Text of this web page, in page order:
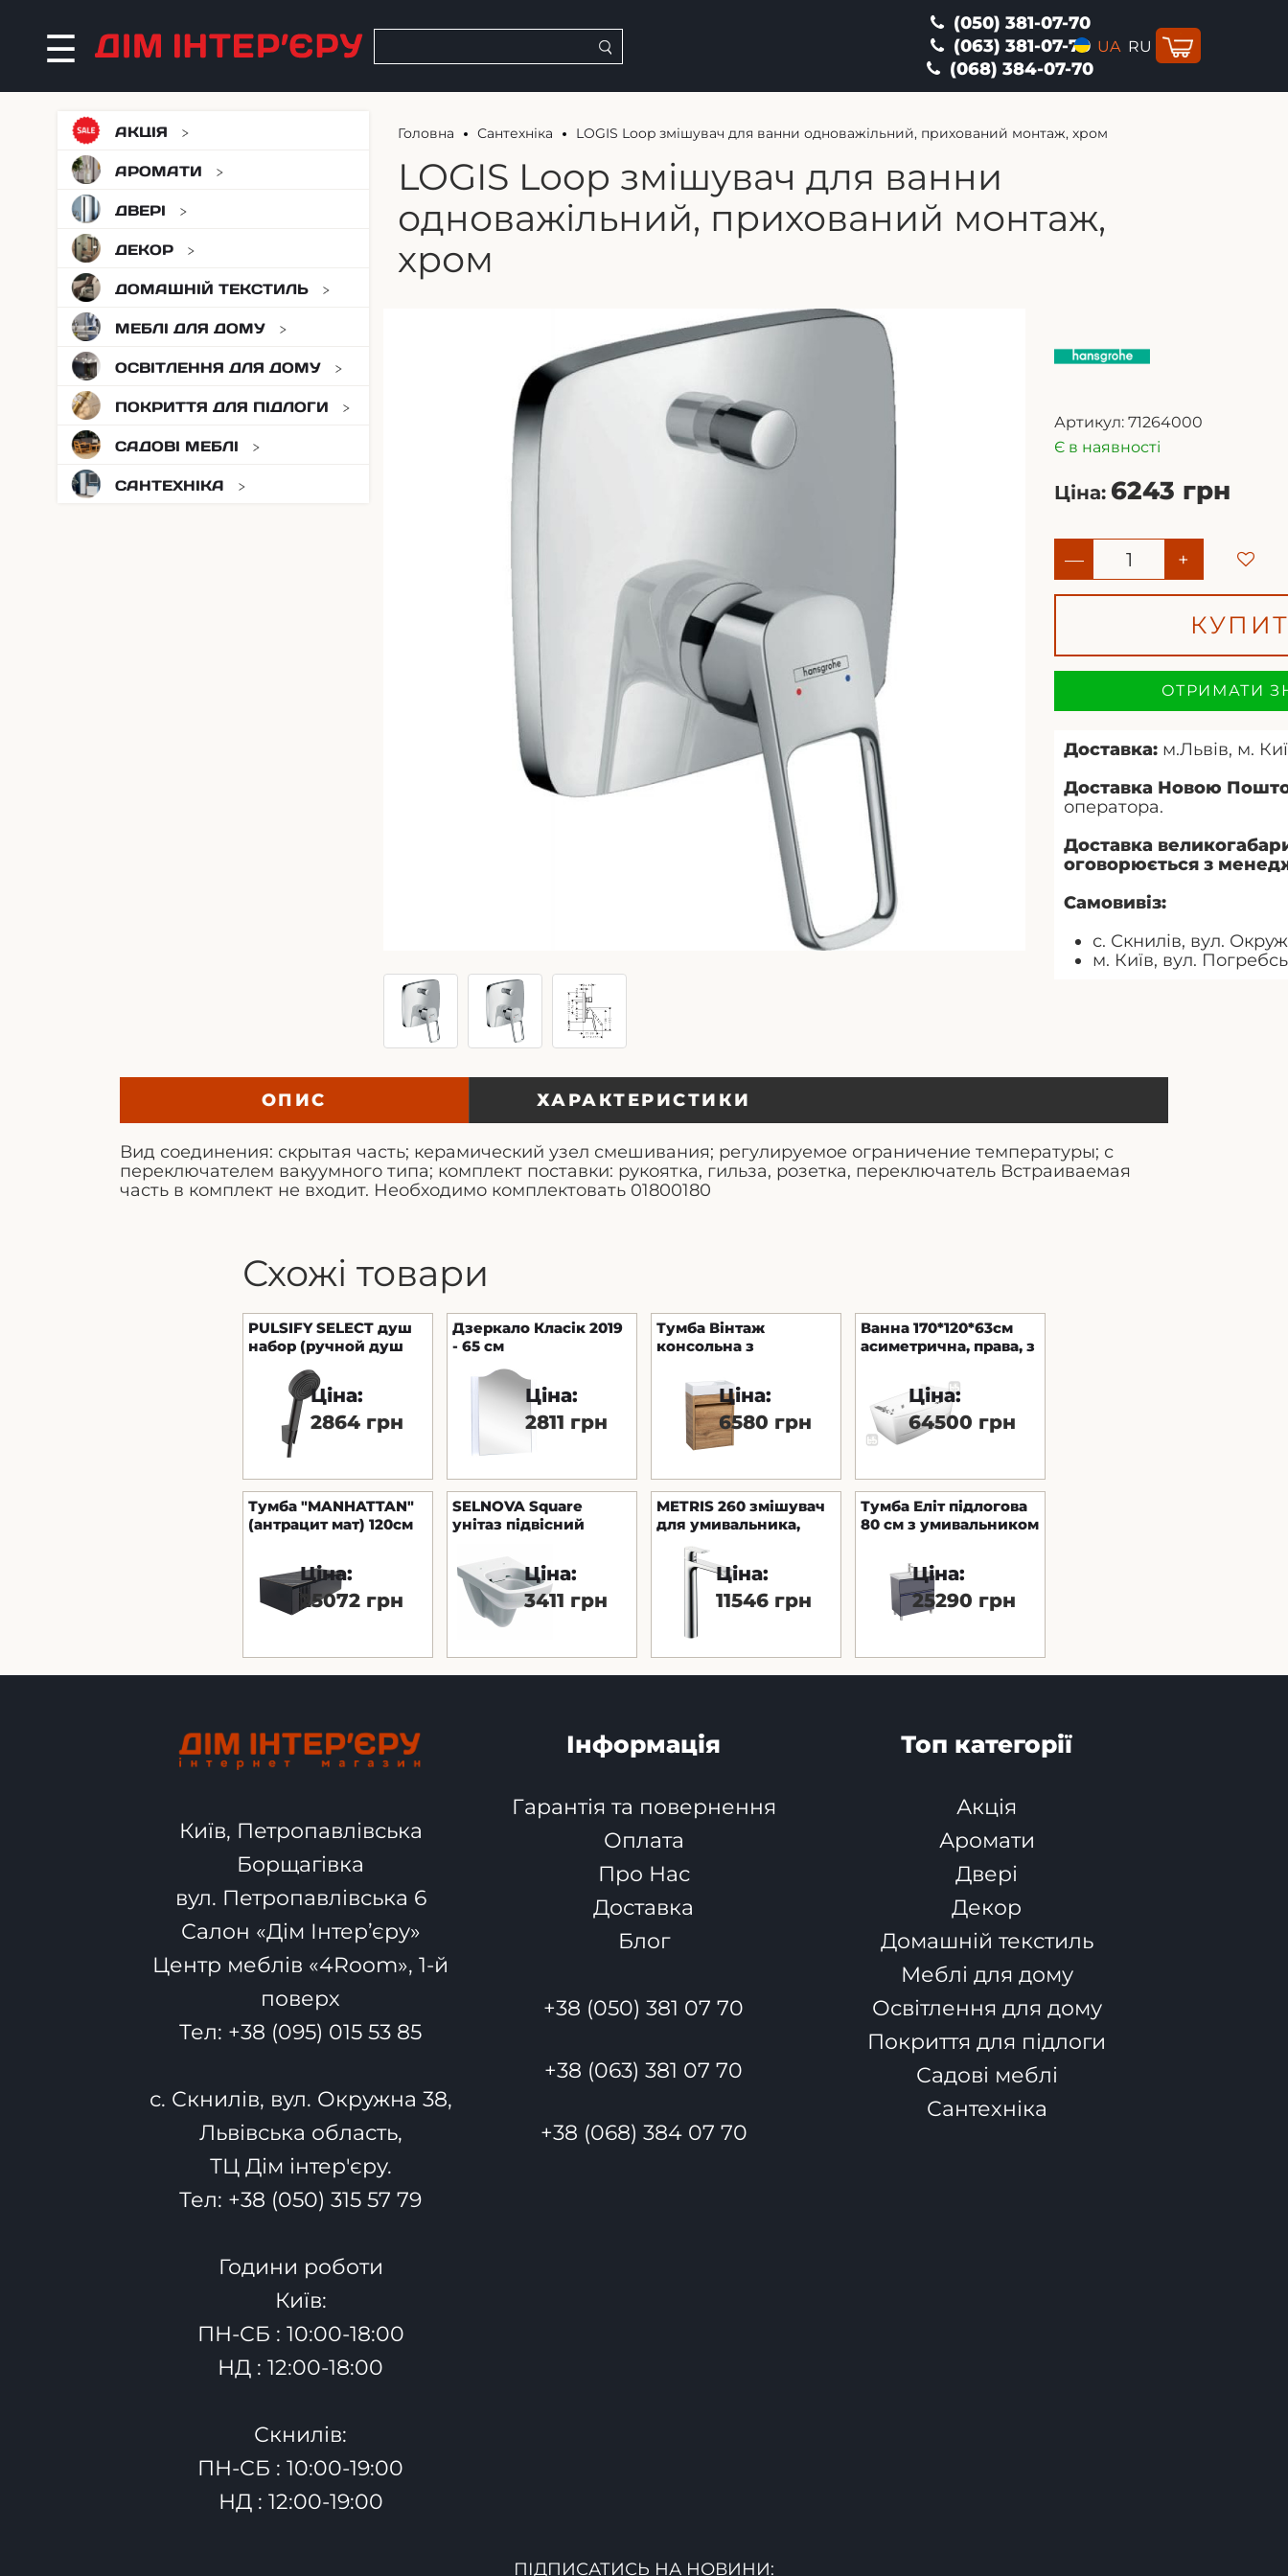
(050) 381-07-70
(063) 381-07-70
(068) 384-07-70
UA RU
АКЦІЯ
АРОМАТИ
ДВЕРІ
ДЕКОР
ДОМАШНІЙ ТЕКСТИЛЬ
МЕБЛІ ДЛЯ ДОМУ
ОСВІТЛЕННЯ ДЛЯ ДОМУ
ПОКРИТТЯ ДЛЯ ПІДЛОГИ
САДОВІ МЕБЛІ
САНТЕХНІКА
Головна Сантехніка LOGIS Loop змішувач для ванни одноважільний, прихований монтаж, хром
LOGIS Loop змішувач для ванни
одноважільний, прихований монтаж,
хром
Артикул: 71264000
Є в наявності
Ціна: 6243 грн
— +
ОТРИМАТИ
Доставка: м.Львів, м.
Доставка Новою
оператора.
Доставка
оговорюється з
Самовивіз:
с. Скнилів, вул.
м. Київ, вул.
ОПИС ХАРАКТЕРИСТИКИ
Вид соединения: скрытая часть; керамический узел смешивания; регулируемое ограничение температуры; с
переключателем вакуумного типа; комплект поставки: рукоятка, гильза, розетка, переключатель Встраиваемая
часть в комплект не входит. Необходимо комплектовать 01800180
Схожі товари
PULSIFY SELECT душ
набор (ручной душ
-125см), цвет черный
матовыйЦіна:
2864 грн
Дзеркало Класік 2019
- 65 см
Ціна:
2811 грн
Тумба Вінтаж
консольна з
40 см (севілья)
Ціна:
6580 грн
Ванна 170*120*63см
асиметрична, права, з
Ціна:
64500 грн
Тумба "MANHATTAN"
(антрацит мат) 120см
Ціна:
25072 грн
SELNOVA Square
унітаз підвісний
Rimfree Geberit
Ціна:
3411 грн
METRIS 260 змішувач
для умивальника,
одноважільний
Ціна:
11546 грн
Тумба Еліт підлогова
80 см з умивальником
Ціна:
25290 грн
Київ, Петропавлівська
Борщагівка
вул. Петропавлівська 6
Салон «Дім Інтер’єру»
Центр меблів «4Room», 1-й
поверх
Тел: +38 (095) 015 53 85
с. Скнилів, вул. Окружна 38,
Львівська область,
ТЦ Дім інтер'єру.
Тел: +38 (050) 315 57 79
Години роботи
Київ:
ПН-СБ : 10:00-18:00
НД : 12:00-18:00
Скнилів:
ПН-СБ : 10:00-19:00
НД : 12:00-19:00
Інформація
Гарантія та повернення
Оплата
Про Нас
Доставка
Блог
+38 (050) 381 07 70
+38 (063) 381 07 70
+38 (068) 384 07 70
ПІДПИСАТИСЬ НА НОВИНИ:
Топ категорії
Акція
Аромати
Двері
Декор
Домашній текстиль
Меблі для дому
Освітлення для дому
Покриття для підлоги
Садові меблі
Сантехніка